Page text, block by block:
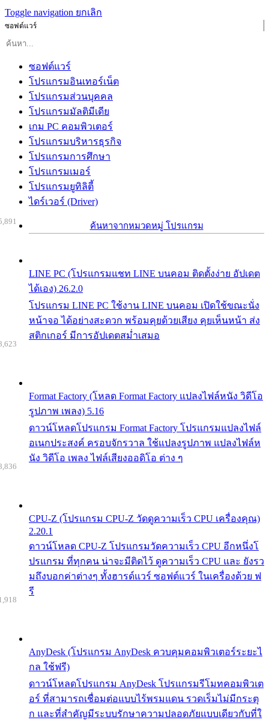
Toggle navigation ยกเลิก
ซอฟต์แวร์
ซอฟต์แวร์
โปรแกรมอินเทอร์เน็ต
โปรแกรมส่วนบุคคล
โปรแกรมมัลติมีเดีย
เกม PC คอมพิวเตอร์
โปรแกรมบริหารธุรกิจ
โปรแกรมการศึกษา
โปรแกรมเมอร์
โปรแกรมยูทิลิตี้
ไดร์เวอร์ (Driver)
ค้นหาจากหมวดหมู่ โปรแกรม
LINE PC (โปรแกรมแชท LINE บนคอม ติดตั้งง่าย อัปเดต
ได้เอง) 26.2.0
โปรแกรม LINE PC ใช้งาน LINE บนคอม เปิดใช้ขณะนั่ง
หน้าจอ ได้อย่างสะดวก พร้อมคุยด้วยเสียง คุยเห็นหน้า ส่ง
สติกเกอร์ มีการอัปเดตสม่ำเสมอ
Format Factory (โหลด Format Factory แปลงไฟล์หนัง วิดีโอ
รูปภาพ เพลง) 5.16
ดาวน์โหลดโปรแกรม Format Factory โปรแกรมแปลงไฟล์
อเนกประสงค์ ครอบจักรวาล ใช้แปลงรูปภาพ แปลงไฟล์ห
นัง วิดีโอ เพลง ไฟล์เสียงออดิโอ ต่าง ๆ
CPU-Z (โปรแกรม CPU-Z วัดดูความเร็ว CPU เครื่องคุณ)
2.20.1
ดาวน์โหลด CPU-Z โปรแกรมวัดความเร็ว CPU อีกหนึ่งโ
ปรแกรม ที่ทุกคน น่าจะมีติดไว้ ดูความเร็ว CPU และ ยังรว
มถึงบอกค่าต่างๆ ทั้งฮารด์แวร์ ซอฟต์แวร์ ในเครื่องด้วย ฟ
รี
AnyDesk (โปรแกรม AnyDesk ควบคุมคอมพิวเตอร์ระยะไ
กล ใช้ฟรี)
ดาวน์โหลดโปรแกรม AnyDesk โปรแกรมรีโมทคอมพิวเต
อร์ ที่สามารถเชื่อมต่อแบบไร้พรมแดน รวดเร็มไม่มีกระตุ
ก และที่สำคัญมีระบบรักษาความปลอดภัยแบบเดียวกับที่ใ